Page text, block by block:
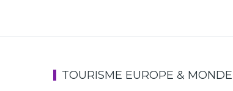
TOURISME EUROPE & MONDE